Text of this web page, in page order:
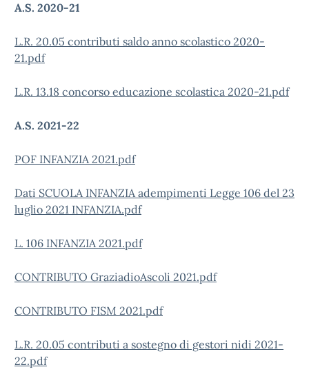
A.S. 2020-21
L.R. 20.05 contributi saldo anno scolastico 2020-
21.pdf
L.R. 13.18 concorso educazione scolastica 2020-21.pdf
A.S. 2021-22
POF INFANZIA 2021.pdf
Dati SCUOLA INFANZIA adempimenti Legge 106 del 23
luglio 2021 INFANZIA.pdf
L. 106 INFANZIA 2021.pdf
CONTRIBUTO GraziadioAscoli 2021.pdf
CONTRIBUTO FISM 2021.pdf
L.R. 20.05 contributi a sostegno di gestori nidi 2021-
22.pdf